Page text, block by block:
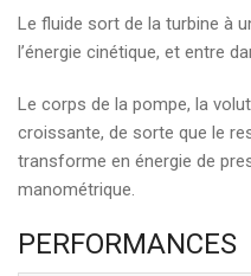
Le fluide sort de la turbine à
l’énergie cinétique, et entre
Le corps de la pompe, la
croissante, de sorte que le
transforme en énergie de
manométrique.
PERFORMANCES